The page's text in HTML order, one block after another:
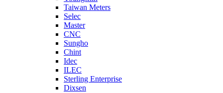
Taiwan Meters
Selec
Master
CNC
Sungho
Chint
Idec
ILEC
Sterling Enterprise
Dixsen